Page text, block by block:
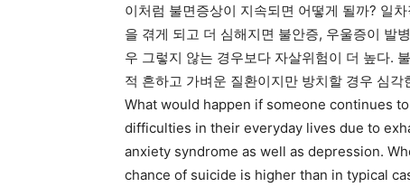
이처럼 불면증상이 지속되면 어떻게 될까? 일
을 겪게 되고 더 심해지면 불안증, 우울증이 발
우 그렇지 않는 경우보다 자살위험이 더 높다.
적 흔하고 가벼운 질환이지만 방치할 경우 심
What would happen if someone continues
difficulties in their everyday lives due to
anxiety syndrome as well as depression.
chance of suicide is higher than in typical